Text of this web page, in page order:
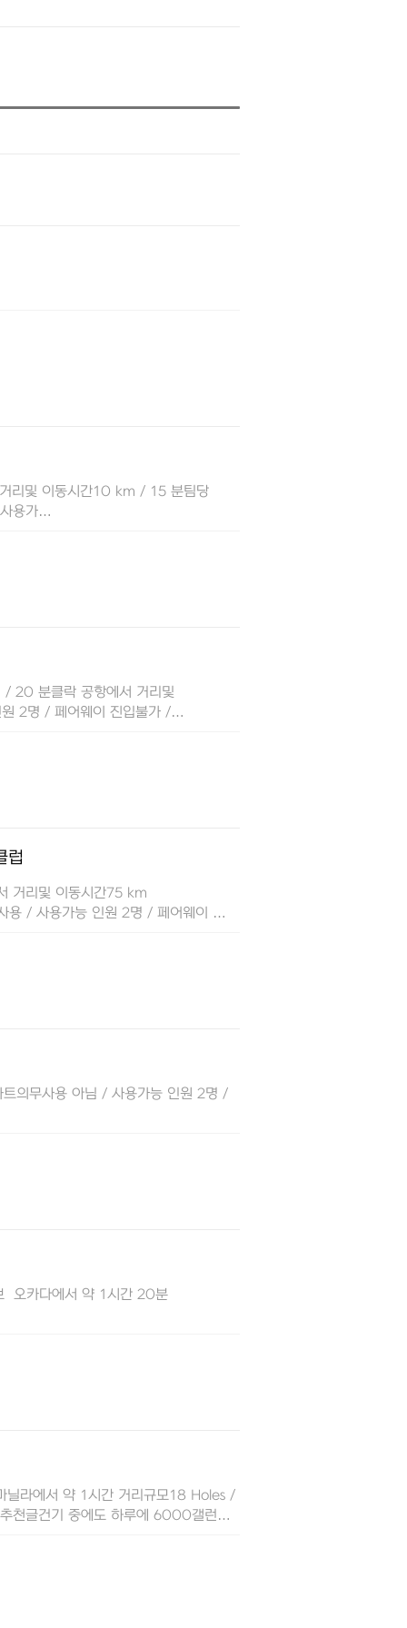
리및 이동시간10 km / 15 분팀당
용가…
/ 20 분클락 공항에서 거리및
2명 / 페어웨이 진입불가 /
럽
거리및 이동시간75 km
용 / 사용가능 인원 2명 / 페어웨이 …
의무사용 아님 / 사용가능 인원 2명 /
카다에서 약 1시간 20분
라에서 약 1시간 거리규모18 Holes /
천글건기 중에도 하루에 6000갤런